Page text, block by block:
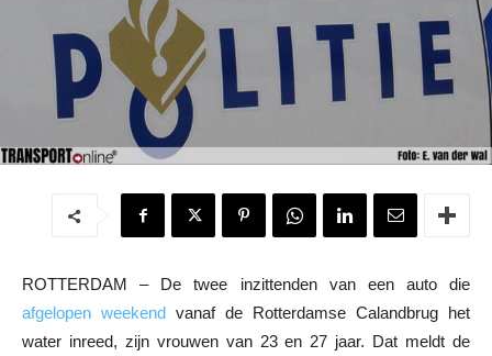
ROTTERDAM – De twee inzittenden van een auto die
afgelopen weekend vanaf de Rotterdamse Calandbrug het
water inreed, zijn vrouwen van 23 en 27 jaar. Dat meldt de